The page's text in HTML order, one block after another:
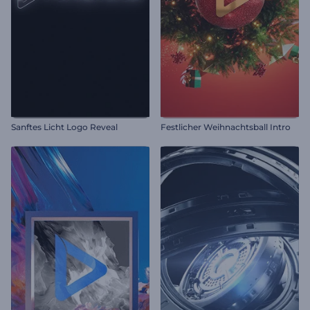
Sanftes Licht Logo Reveal Festlicher Weihnachtsball Intro